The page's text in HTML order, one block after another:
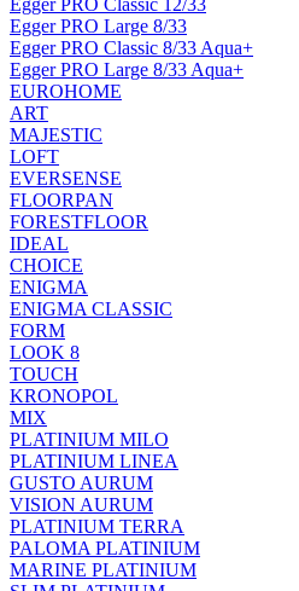
Egger PRO Classic 12/33
Egger PRO Large 8/33
Egger PRO Classic 8/33 Aqua+
Egger PRO Large 8/33 Aqua+
EUROHOME
ART
MAJESTIC
LOFT
EVERSENSE
FLOORPAN
FORESTFLOOR
IDEAL
CHOICE
ENIGMA
ENIGMA CLASSIC
FORM
LOOK 8
TOUCH
KRONOPOL
MIX
PLATINIUM MILO
PLATINIUM LINEA
GUSTO AURUM
VISION AURUM
PLATINIUM TERRA
PALOMA PLATINIUM
MARINE PLATINIUM